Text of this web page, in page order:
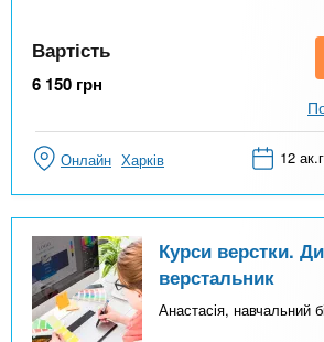
Вартість
6 150 грн
Онлайн Харків 12
Курси верстки.
верстальник
Анастасія, навчальний